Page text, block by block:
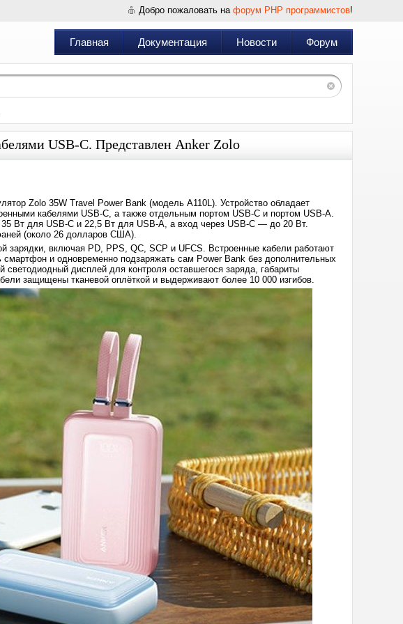
Добро пожаловать на форум PHP программистов!
Главная Документация Новости Форум
USB-C. Представлен Anker Zolo
Zolo 35W Travel Power Bank (модель A110L). Устройство обладает
кабелями USB-C, а также отдельным портом USB-C и портом USB-A.
Вт для USB-C и 22,5 Вт для USB-A, а вход через USB-C — до 20 Вт.
(около 26 долларов США).
зарядки, включая PD, PPS, QC, SCP и UFCS. Встроенные кабели работают
смартфон и одновременно подзаряжать сам Power Bank без дополнительных
дисплей для контроля оставшегося заряда, габариты
защищены тканевой оплёткой и выдерживают более 10 000 изгибов.